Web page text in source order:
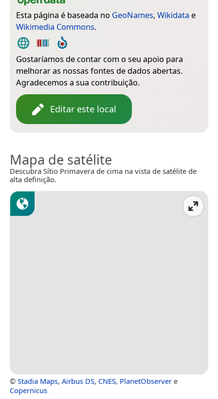
Esta página é baseada no GeoNames, Wikidata e
Wikimedia Commons.
Gostaríamos de contar com o seu apoio para
melhorar as nossas fontes de dados abertas.
Agradecemos a sua contribuição.
Editar este local
Mapa de satélite
Descubra Sítio Primavera de cima na vista de satélite de
alta definição.
© Stadia Maps, Airbus DS, CNES, PlanetObserver e
Copernicus